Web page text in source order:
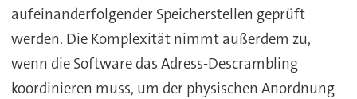
aufeinanderfolgender Speicherstellen geprüft
werden. Die Komplexität nimmt außerdem zu,
wenn die Software das Adress-Descrambling
koordinieren muss, um der physischen Anordnung